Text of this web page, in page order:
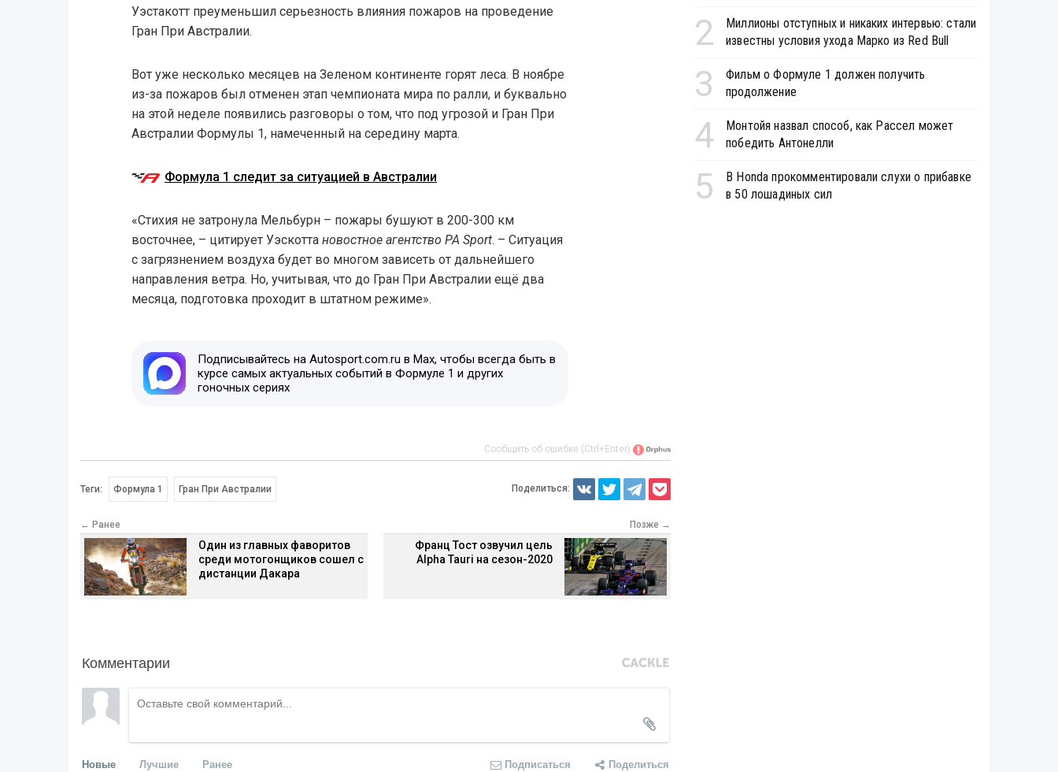
Уэстакотт преуменьшил серьезность влияния пожаров на проведение
Гран При Австралии.
Вот уже несколько месяцев на Зеленом континенте горят леса. В ноябре
из-за пожаров был отменен этап чемпионата мира по ралли, и буквально
на этой неделе появились разговоры о том, что под угрозой и Гран При
Австралии Формулы 1, намеченный на середину марта.
Формула 1 следит за ситуацией в Австралии
«Стихия не затронула Мельбурн – пожары бушуют в 200-300 км
восточнее, – цитирует Уэскотта новостное агентство PA Sport. – Ситуация
с загрязнением воздуха будет во многом зависеть от дальнейшего
направления ветра. Но, учитывая, что до Гран При Австралии ещё два
месяца, подготовка проходит в штатном режиме».
Подписывайтесь на Autosport.com.ru в Max, чтобы всегда быть в
курсе самых актуальных событий в Формуле 1 и других
гоночных сериях
Сообщить об ошибке (Ctrl+Enter)
Теги: Формула 1 Гран При Австралии Поделиться:
← Ранее
Один из главных фаворитов
среди мотогонщиков сошел с
дистанции Дакара
Позже →
Франц Тост озвучил цель
Alpha Tauri на сезон-2020
Комментарии
Новые Лучшие Ранее Подписаться Поделиться
2
Миллионы отступных и никаких интервью: стали
известны условия ухода Марко из Red Bull
3
Фильм о Формуле 1 должен получить
продолжение
4
Монтойя назвал способ, как Рассел может
победить Антонелли
5
В Honda прокомментировали слухи о прибавке
в 50 лошадиных сил